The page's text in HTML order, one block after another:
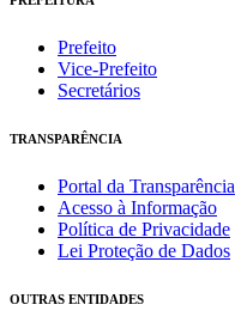
Prefeito
Vice-Prefeito
Secretários
TRANSPARÊNCIA
Portal da Transparência
Acesso à Informação
Política de Privacidade
Lei Proteção de Dados
OUTRAS ENTIDADES